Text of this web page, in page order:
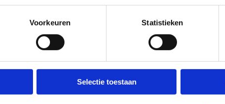
Voorkeuren Statistieken
Selectie toestaan